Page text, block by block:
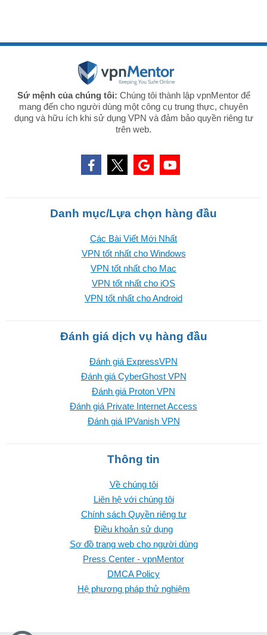
Sứ mệnh của chúng tôi: Chúng tôi thành lập vpnMentor để
mang đến cho người dùng một công cụ trung thực, chuyên
dụng và hữu ích khi sử dụng VPN và đảm bảo quyền riêng tư
trên web.
Danh mục/Lựa chọn hàng đầu
Các Bài Viết Mới Nhất
VPN tốt nhất cho Windows
VPN tốt nhất cho Mac
VPN tốt nhất cho iOS
VPN tốt nhất cho Android
Đánh giá dịch vụ hàng đầu
Đánh giá ExpressVPN
Đánh giá CyberGhost VPN
Đánh giá Proton VPN
Đánh giá Private Internet Access
Đánh giá IPVanish VPN
Thông tin
Về chúng tôi
Liên hệ với chúng tôi
Chính sách Quyền riêng tư
Điều khoản sử dụng
Sơ đồ trang web cho người dùng
Press Center - vpnMentor
DMCA Policy
Hệ phương pháp thử nghiệm